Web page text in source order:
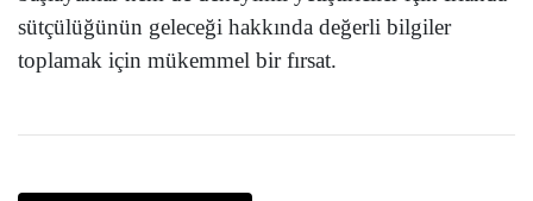
sütçülüğünün geleceği hakkında değerli bilgiler
toplamak için mükemmel bir fırsat.